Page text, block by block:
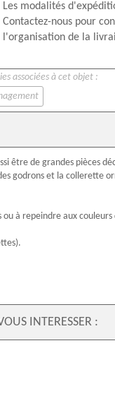
Les modalités
Contactez-nous pour
l'organisation de la
associées à cet objet :
être de grandes pièces
et la collerette
à repeindre aux
INTERESSER :